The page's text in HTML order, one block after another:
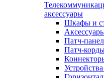
аксессуары
Шкафы и
Патч-
Патч-